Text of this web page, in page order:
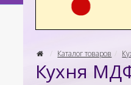
Каталог товаров
Кухня